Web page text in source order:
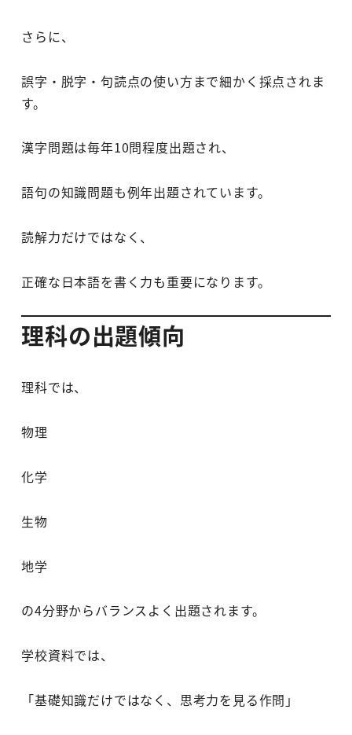
さらに、
誤字・脱字・句読点の使い方まで細かく採点されま
す。
漢字問題は毎年10問程度出題され、
語句の知識問題も例年出題されています。
読解力だけではなく、
正確な日本語を書く力も重要になります。
理科の出題傾向
理科では、
物理
化学
生物
地学
の4分野からバランスよく出題されます。
学校資料では、
「基礎知識だけではなく、思考力を見る作問」